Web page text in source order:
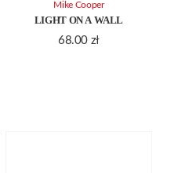
LIGHT ON A WALL
68.00 zł
Mike Cooper